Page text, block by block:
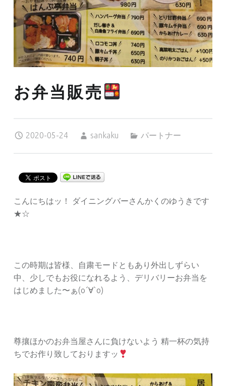
お弁当販売
2020-05-24
sankaku
パートナー
こんにちはッ！ ダイニングバーさんかくのゆうきです
★☆
この時期は皆様、自粛モードともあり外出しずらい
中、少しでもお役になれるよう、デリバリーお弁当を
はじめました〜ぁ(о´∀`о)
尊攘ほかのお弁当屋さんに負けないよう 精一杯の気持
ちでお作り致しておりますッ